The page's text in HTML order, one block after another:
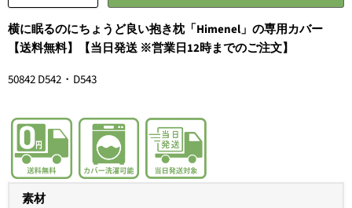
横に眠るのにちょうど良い抱き枕「Himenel」の専用カバー
【送料無料】【当日発送 ※営業日12時までのご注文】
50842 D542・D543
素材